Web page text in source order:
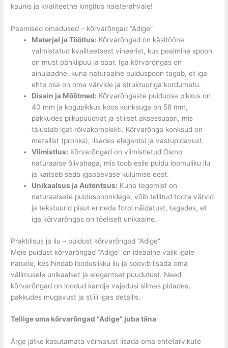
kaunis ja kvaliteetne kingitus naisterahvale!
Peamised omadused – kõrvarõngad “Adige”
Materjal ja Töötlus: Kõrvarõngad on käsitööna
valmistatud kvaliteetsest vineerist, kus pealmine spoon
on must pähklipuu ja saar. Iga kõrvarõngas on
ainulaadne, kuna naturaalne puiduspoon tagab, et iga
ehte osa on oma värvide ja struktuuriga kordumatu.
Disain ja Mõõtmed: Kõrvarõngaste puiduosa pikkus on
40 mm ja kogupikkus koos konksuga on 58 mm,
pakkudes pilkupüüdvat ja stiilset aksessuaari, mis
täiustab igat rõivakomplekti. Kõrvarõnga konksud on
metallist (pronks), lisades elegantsi ja vastupidavust.
Viimistlus: Kõrvarõngad on viimistletud Osmo
naturaalse õlivahaga, mis toob esile puidu loomuliku ilu
ja kaitseb seda igapäevase kulumise eest.
Unikaalsus ja Autentsus: Kuna tegemist on
naturaalsete puiduspoonidega, võib tellitud toote värvid
ja tekstuurid pisut erineda fotol näidatust, tagades, et
iga kõrvarõngas on tõeliselt unikaalne.
Praktilisus ja ilu – puidust kõrvarõngad “Adige”
Meie puidust kõrvarõngad “Adige” on ideaalne valik igale
naisele, kes hindab looduslikku ilu ja soovib lisada oma
välimusele unikaalset ja elegantset puudutust. Need
kõrvarõngad on loodud kandja vajadusi silmas pidades,
pakkudes mugavust ja stiili igas detailis.
Tellige oma kõrvarõngad “Adige” juba täna
Ärge jätke kasutamata võimalust lisada oma ehtetarvikute